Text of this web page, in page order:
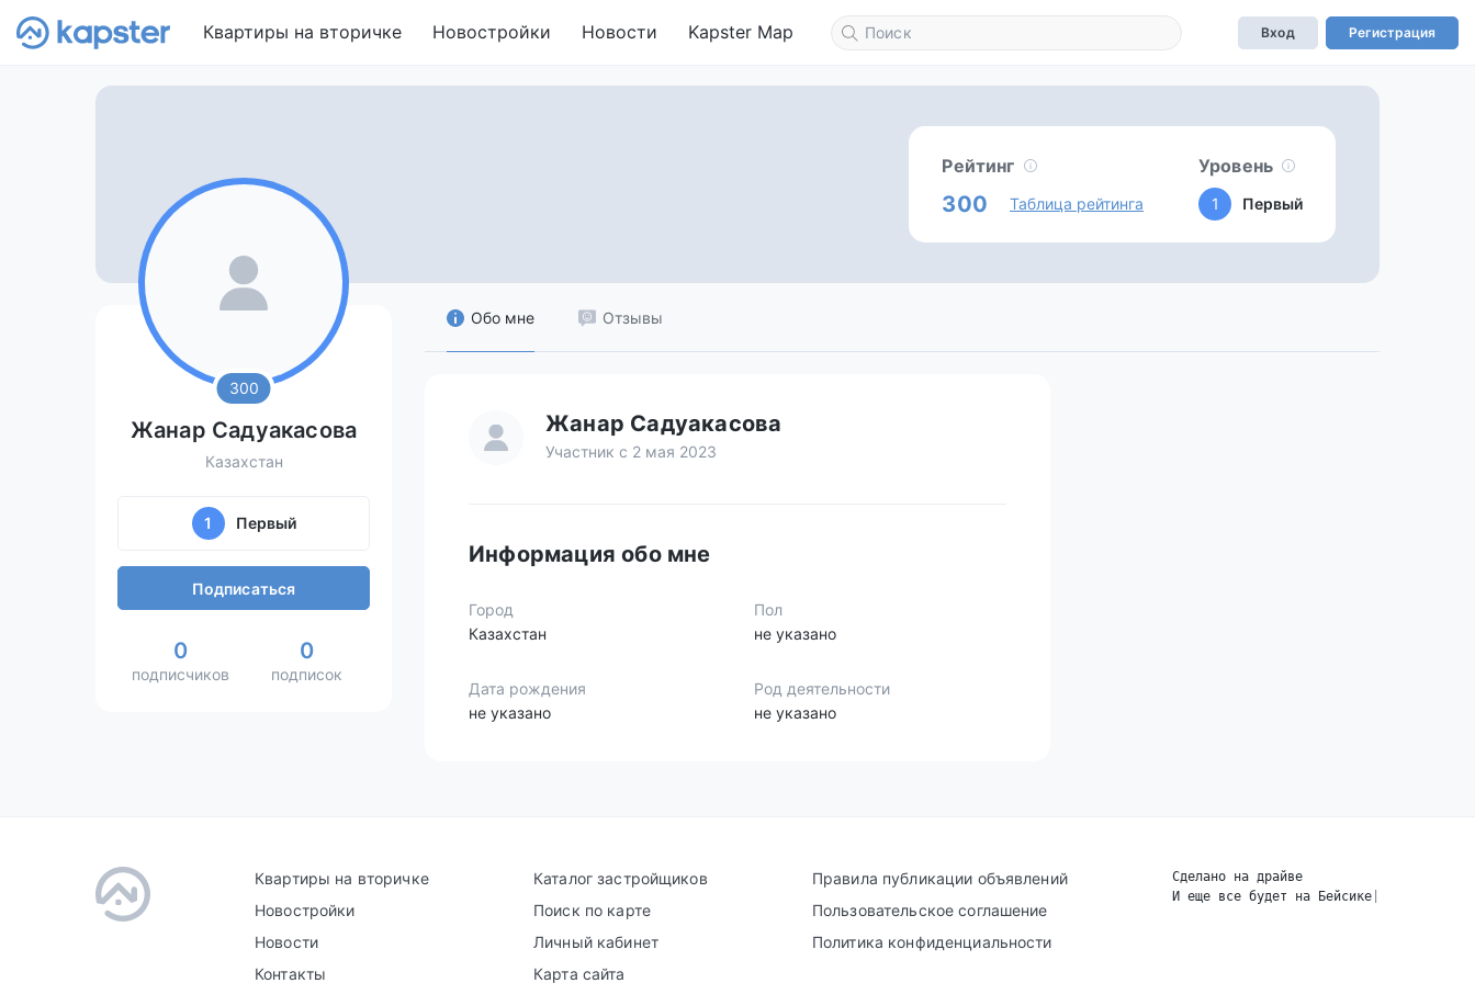
Квартиры на вторичке Новостройки Новости Kapster Map Вход Регистрация
Рейтинг
300 Таблица рейтинга
Уровень
1 Первый
300
Жанар Садуакасова
Казахстан
1 Первый
Подписаться
0
подписчиков
0
подписок
Обо мне Отзывы
Жанар Садуакасова
Участник с 2 мая 2023
Информация обо мне
Город
Казахстан
Пол
не указано
Дата рождения
не указано
Род деятельности
не указано
Квартиры на вторичке
Новостройки
Новости
Контакты
Каталог застройщиков
Поиск по карте
Личный кабинет
Карта сайта
Правила публикации объявлений
Пользовательское соглашение
Политика конфиденциальности
Сделано на драйве
И еще все будет на Бейсике